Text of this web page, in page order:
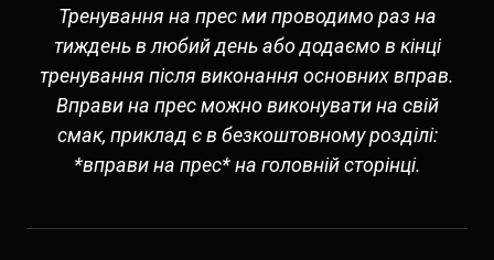
Тренування на прес ми проводимо раз на
тиждень в любий день або додаємо в кінці
тренування після виконання основних вправ.
Вправи на прес можно виконувати на свій
смак, приклад є в безкоштовному розділі:
*вправи на прес* на головній сторінці.